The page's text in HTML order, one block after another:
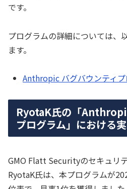
です。
プログラムの詳細については、
ます。
Anthropic バグバウンティ
RyotaK氏の「
プログラム」における
GMO Flatt Securityのセキュリ
RyotaK氏は、本プログラムが